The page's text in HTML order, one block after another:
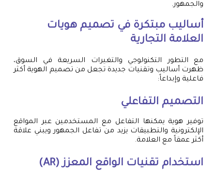
والجمهور.
أساليب مبتكرة في تصميم هويات
العلامة التجارية
مع التطور التكنولوجي والتغيرات السريعة في السوق،
ظهرت أساليب وتقنيات جديدة تجعل من تصميم الهوية أكثر
فاعلية وإبداعاً:
التصميم التفاعلي
توفير هوية يمكنها التفاعل مع المستخدمين عبر المواقع
الإلكترونية والتطبيقات يزيد من تفاعل الجمهور ويبني علاقة
أكثر عمقاً مع العلامة.
استخدام تقنيات الواقع المعزز (AR)